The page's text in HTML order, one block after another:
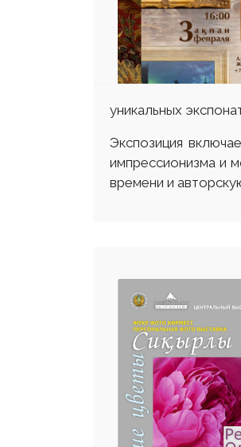
уникальных
Экспозиция
импрессионизма и
времени и